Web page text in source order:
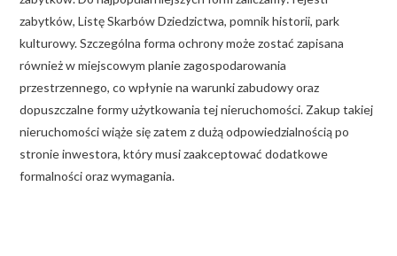
zabytków, Listę Skarbów Dziedzictwa, pomnik historii, park
kulturowy. Szczególna forma ochrony może zostać zapisana
również w miejscowym planie zagospodarowania
przestrzennego, co wpłynie na warunki zabudowy oraz
dopuszczalne formy użytkowania tej nieruchomości. Zakup takiej
nieruchomości wiąże się zatem z dużą odpowiedzialnością po
stronie inwestora, który musi zaakceptować dodatkowe
formalności oraz wymagania.